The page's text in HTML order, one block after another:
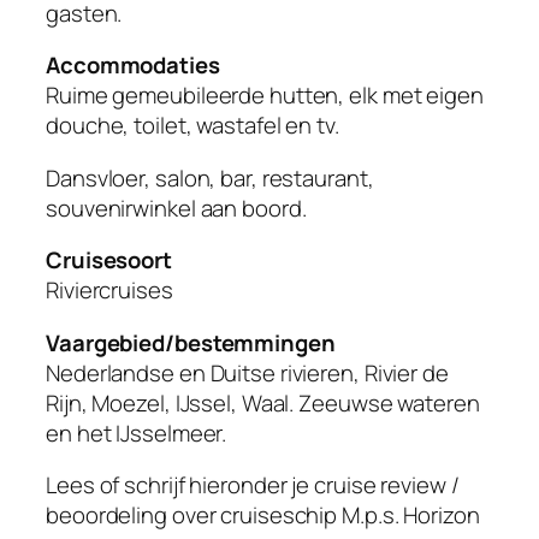
gasten.
Accommodaties
Ruime gemeubileerde hutten, elk met eigen
douche, toilet, wastafel en tv.
Dansvloer, salon, bar, restaurant,
souvenirwinkel aan boord.
Cruisesoort
Riviercruises
Vaargebied/bestemmingen
Nederlandse en Duitse rivieren, Rivier de
Rijn, Moezel, IJssel, Waal. Zeeuwse wateren
en het IJsselmeer.
Lees of schrijf hieronder je cruise review /
beoordeling over cruiseschip M.p.s. Horizon